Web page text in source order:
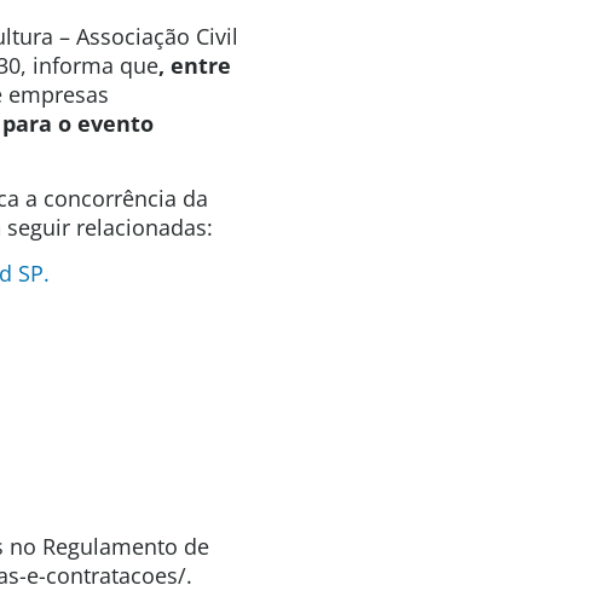
– Associação Civil
informa que, entre
empresas
o evento
a concorrência da
relacionadas:
SP.
no Regulamento de
e-contratacoes/.